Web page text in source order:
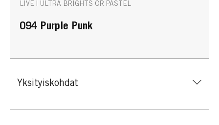
LIVE | ULTRA BRIGHTS OR PASTEL
094 Purple Punk
Yksityiskohdat